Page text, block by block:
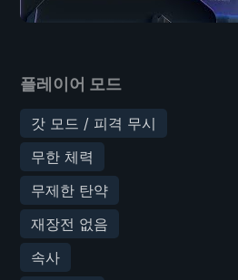
플레이어 모드
갓 모드 / 피격 무시
무한 체력
무제한 탄약
재장전 없음
속사